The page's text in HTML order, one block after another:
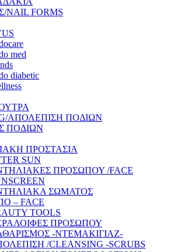
FORMS
med
diabetic
ΑΠΟΛΕΠΙΣΗ ΠΟΔΙΩΝ
ΠΟΔΙΩΝ
ΠΡΟΣΤΑΣΙΑ
SUN
ΠΡΟΣΩΠΟΥ /FACE
ΣΩΜΑΤΟΣ
– FACE
TOOLS
ΠΡΟΣΩΠΟΥ
-ΝΤΕΜΑΚΙΓΙΑΖ-
/CLEANSING -SCRUBS